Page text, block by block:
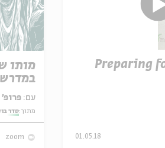
Preparing
01.05.18
מותו
עם: פרופ' אביגדור שנאן
מתוך:סדר
zoom